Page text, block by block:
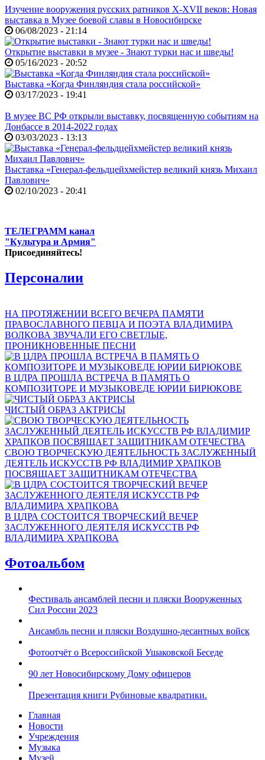
Изучение вооружения русских ратников X-XVII веков: Новая
выставка в Музее боевой славы в Новосибирске
06/08/2023 - 21:14
Открытие выставки в музее - Знают турки нас и шведы!
05/16/2023 - 20:52
Выставка «Когда Финляндия стала российской»
03/17/2023 - 19:41
В музее ВС РФ открыли выставку, посвященную событиям на
Донбассе в 2014-2022 годах
03/03/2023 - 13:13
Выставка «Генерал-фельдцейхмейстер великий князь Михаил
Павлович»
02/10/2023 - 20:41
ТЕЛЕГРАММ канал
"Культура и Армия"
Присоединяйтесь!
Персоналии
НА ПРОТЯЖЕНИИ ВСЕГО ВЕЧЕРА ПАМЯТИ
ПРАВОСЛАВНОГО ПЕВЦА И ПОЭТА ВЛАДИМИРА
ВОЛКОВА ЗВУЧАЛИ ЕГО СВЕТЛЫЕ,
ПРОНИКНОВЕННЫЕ ПЕСНИ
В ЦДРА ПРОШЛА ВСТРЕЧА В ПАМЯТЬ О
КОМПОЗИТОРЕ И МУЗЫКОВЕДЕ ЮРИИ БИРЮКОВЕ
ЧИСТЫЙ ОБРАЗ АКТРИСЫ
СВОЮ ТВОРЧЕСКУЮ ДЕЯТЕЛЬНОСТЬ ЗАСЛУЖЕННЫЙ
ДЕЯТЕЛЬ ИСКУССТВ РФ ВЛАДИМИР ХРАПКОВ
ПОСВЯЩАЕТ ЗАЩИТНИКАМ ОТЕЧЕСТВА
В ЦДРА СОСТОИТСЯ ТВОРЧЕСКИЙ ВЕЧЕР
ЗАСЛУЖЕННОГО ДЕЯТЕЛЯ ИСКУССТВ РФ
ВЛАДИМИРА ХРАПКОВА
Фотоальбом
Фестиваль ансамблей песни и пляски Вооруженных
Сил России 2023
Ансамбль песни и пляски Воздушно-десантных войск
Фотоотчёт о Всероссийской Ушаковской Беседе
90 лет Новосибирскому Дому офицеров
Презентация книги Рубиновые квадратики.
Главная
Новости
Учреждения
Музыка
Музей